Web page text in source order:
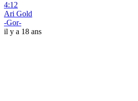
4:12
Ari Gold
-Gor-
il y a 18 ans